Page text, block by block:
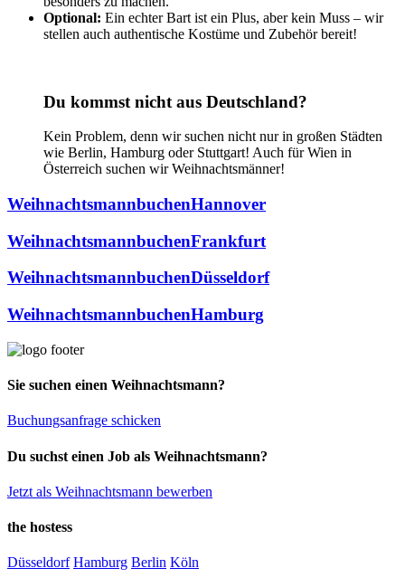
Optional: Ein echter Bart ist ein Plus, aber kein Muss – wir
stellen auch authentische Kostüme und Zubehör bereit!
Du kommst nicht aus Deutschland?
Kein Problem, denn wir suchen nicht nur in großen Städten
wie Berlin, Hamburg oder Stuttgart! Auch für Wien in
Österreich suchen wir Weihnachtsmänner!
WeihnachtsmannbuchenHannover
WeihnachtsmannbuchenFrankfurt
WeihnachtsmannbuchenDüsseldorf
WeihnachtsmannbuchenHamburg
Sie suchen einen Weihnachtsmann?
Buchungsanfrage schicken
Du suchst einen Job als Weihnachtsmann?
Jetzt als Weihnachtsmann bewerben
the hostess
Düsseldorf Hamburg Berlin Köln